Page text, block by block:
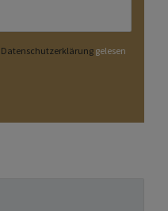
Daten­schutz­erklärunggelesen